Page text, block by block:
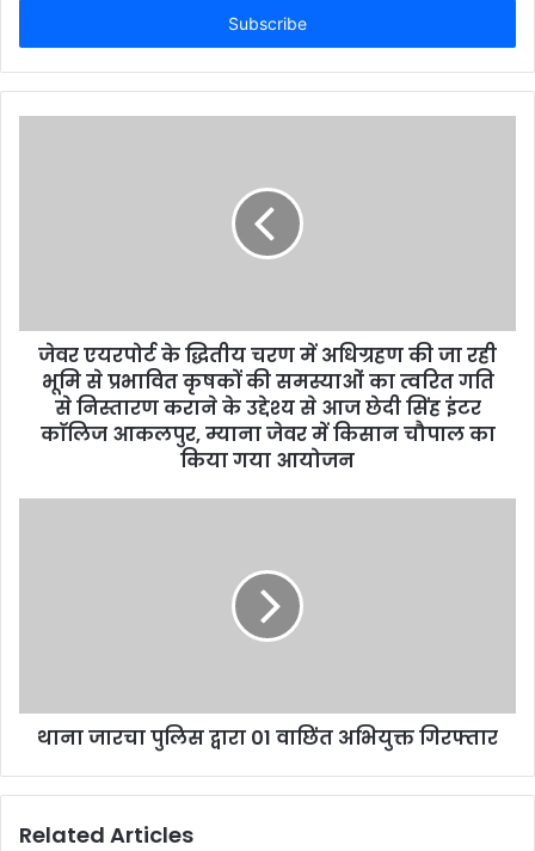
जेवर एयरपोर्ट के द्धितीय चरण में अधिग्रहण की जा रही
भूमि से प्रभावित कृषकों की समस्याओं का त्वरित गति
से निस्तारण कराने के उद्देश्य से आज छेदी सिंह इंटर
काॅलिज आकलपुर, म्याना जेवर में किसान चौपाल का
किया गया आयोजन
थाना जारचा पुलिस द्वारा 01 वाछिंत अभियुक्त गिरफ्तार
Related Articles